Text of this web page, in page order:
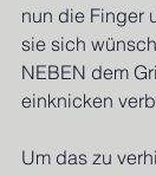
nun die Finger
sie sich
NEBEN dem
einknicken
Um das zu